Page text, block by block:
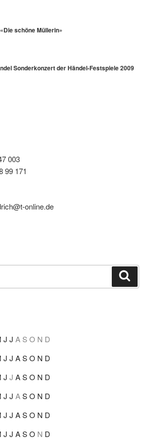
schöne Müllerin»
Sonderkonzert der Händel-Festspiele 2009
003
99 171
online.de
J J A S O N D
J J ASO N D
J J ASO N D
J J ASO N D
J J ASO N D
J J ASO N D